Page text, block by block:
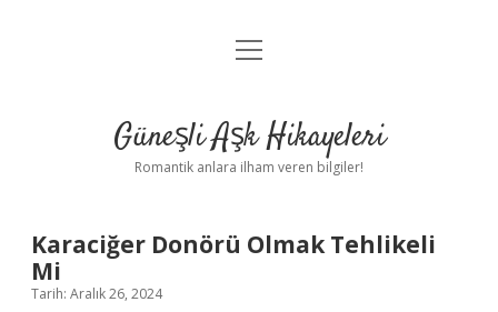
Anasayfa
Yasal Uyarı
menüyü
Güneşli Aşk Hikayeleri
Romantik anlara ilham veren bilgiler!
Karaciğer Donörü Olmak Tehlikeli
Mi
Tarih: Aralık 26, 2024